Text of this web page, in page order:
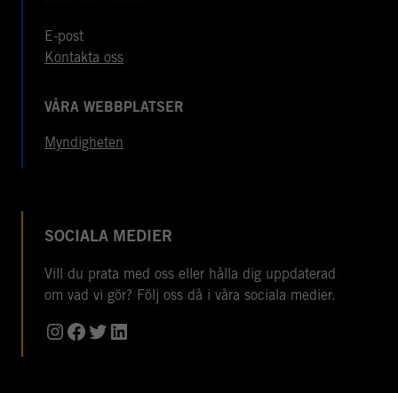
E-post
Kontakta oss
VÅRA WEBBPLATSER
Myndigheten
SOCIALA MEDIER
Vill du prata med oss eller hålla dig uppdaterad
om vad vi gör? Följ oss då i våra sociala medier.
Instagram
Facebook
Twitter
LinkedIn